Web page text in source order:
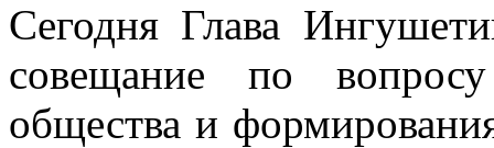
Сегодня Глава
совещание по
общества и